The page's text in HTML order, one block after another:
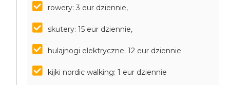
rowery: 3 eur dziennie,
skutery: 15 eur dziennie,
hulajnogi elektryczne: 12 eur dziennie
kijki nordic walking: 1 eur dziennie